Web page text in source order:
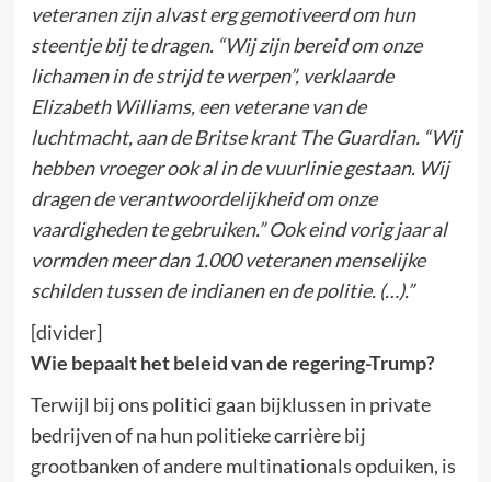
veteranen zijn alvast erg gemotiveerd om hun
steentje bij te dragen. “Wij zijn bereid om onze
lichamen in de strijd te werpen”, verklaarde
Elizabeth Williams, een veterane van de
luchtmacht, aan de Britse krant The Guardian. “Wij
hebben vroeger ook al in de vuurlinie gestaan. Wij
dragen de verantwoordelijkheid om onze
vaardigheden te gebruiken.” Ook eind vorig jaar al
vormden meer dan 1.000 veteranen menselijke
schilden tussen de indianen en de politie. (…).”
[divider]
Wie bepaalt het beleid van de regering-Trump?
Terwijl bij ons politici gaan bijklussen in private
bedrijven of na hun politieke carrière bij
grootbanken of andere multinationals opduiken, is